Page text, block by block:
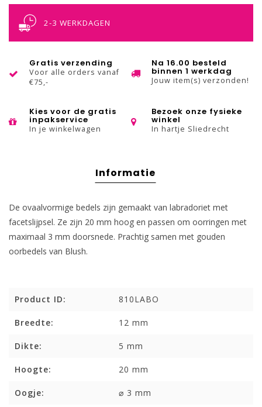
2-3 WERKDAGEN
Gratis verzending
Voor alle orders vanaf
€75,-
Na 16.00 besteld
binnen 1 werkdag
Jouw item(s) verzonden!
Kies voor de gratis
inpakservice
In je winkelwagen
Bezoek onze fysieke
winkel
In hartje Sliedrecht
Informatie
De ovaalvormige bedels zijn gemaakt van labradoriet met
facetslijpsel. Ze zijn 20 mm hoog en passen om oorringen met
maximaal 3 mm doorsnede. Prachtig samen met gouden
oorbedels van Blush.
Product ID: 810LABO
Breedte: 12 mm
Dikte: 5 mm
Hoogte: 20 mm
Oogje: ⌀ 3 mm